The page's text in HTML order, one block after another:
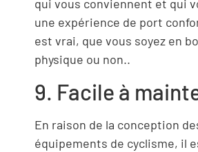
qui vous conviennent et qui
une expérience de port
est vrai, que vous soyez en
physique ou non..
9. Facile à
En raison de la conception
équipements de cyclisme, il